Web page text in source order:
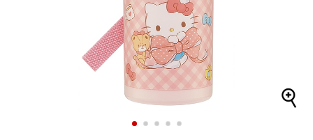
1 2 3 4 5